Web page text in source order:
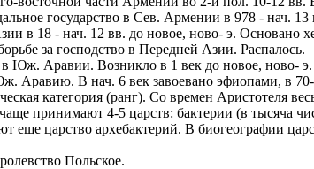
государство в Сев. Армении в 978 - нач. 13
- нач. 12 вв. до новое, ново- э. Основано
за господство в Передней Азии. Распалось.
Возникло в 1 век до новое, ново- э. С
В нач. 6 век завоевано эфиопами, в 70-
категория (ранг). Со времен Аристотеля
принимают 4-5 царств: бактерии (в тысяча
еще царство архебактерий. В биогеографии
Польское.